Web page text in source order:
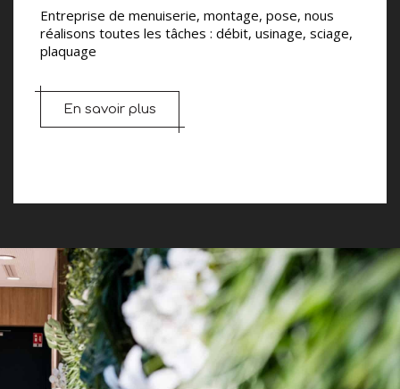
Entreprise de menuiserie, montage, pose, nous
réalisons toutes les tâches : débit, usinage, sciage,
plaquage
En savoir plus